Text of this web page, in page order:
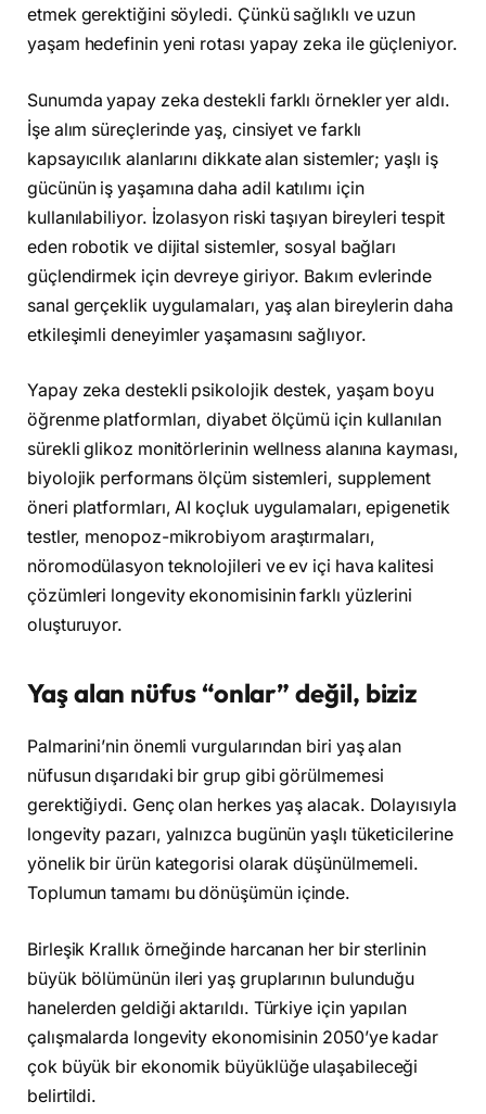
etmek gerektiğini söyledi. Çünkü sağlıklı ve uzun
yaşam hedefinin yeni rotası yapay zeka ile güçleniyor.
Sunumda yapay zeka destekli farklı örnekler yer aldı.
İşe alım süreçlerinde yaş, cinsiyet ve farklı
kapsayıcılık alanlarını dikkate alan sistemler; yaşlı iş
gücünün iş yaşamına daha adil katılımı için
kullanılabiliyor. İzolasyon riski taşıyan bireyleri tespit
eden robotik ve dijital sistemler, sosyal bağları
güçlendirmek için devreye giriyor. Bakım evlerinde
sanal gerçeklik uygulamaları, yaş alan bireylerin daha
etkileşimli deneyimler yaşamasını sağlıyor.
Yapay zeka destekli psikolojik destek, yaşam boyu
öğrenme platformları, diyabet ölçümü için kullanılan
sürekli glikoz monitörlerinin wellness alanına kayması,
biyolojik performans ölçüm sistemleri, supplement
öneri platformları, AI koçluk uygulamaları, epigenetik
testler, menopoz-mikrobiyom araştırmaları,
nöromodülasyon teknolojileri ve ev içi hava kalitesi
çözümleri longevity ekonomisinin farklı yüzlerini
oluşturuyor.
Yaş alan nüfus “onlar” değil, biziz
Palmarini’nin önemli vurgularından biri yaş alan
nüfusun dışarıdaki bir grup gibi görülmemesi
gerektiğiydi. Genç olan herkes yaş alacak. Dolayısıyla
longevity pazarı, yalnızca bugünün yaşlı tüketicilerine
yönelik bir ürün kategorisi olarak düşünülmemeli.
Toplumun tamamı bu dönüşümün içinde.
Birleşik Krallık örneğinde harcanan her bir sterlinin
büyük bölümünün ileri yaş gruplarının bulunduğu
hanelerden geldiği aktarıldı. Türkiye için yapılan
çalışmalarda longevity ekonomisinin 2050’ye kadar
çok büyük bir ekonomik büyüklüğe ulaşabileceği
belirtildi.